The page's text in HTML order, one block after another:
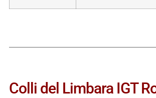
Colli del Limbara IGT